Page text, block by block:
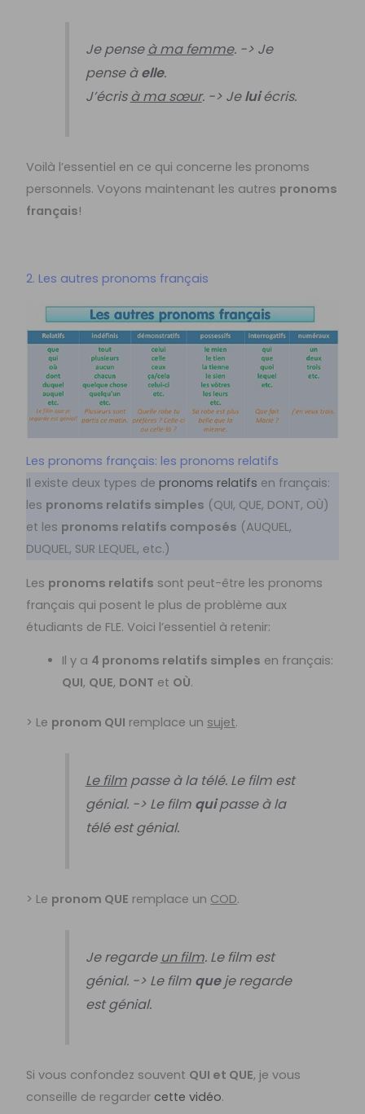
Je penseà ma femme. -> Je
pense àelle.
J’écrisà ma sœur. -> Jeluiécris.
Voilà l’essentiel en ce qui concerne les pronoms
personnels. Voyons maintenant les autres pronoms
français!
2. Les autres pronoms français
Les pronoms français: les pronoms relatifs
Il existe deux types depronoms relatifs en français:
les pronoms relatifs simples (QUI, QUE, DONT, OÙ)
et les pronoms relatifs composés (AUQUEL,
DUQUEL, SUR LEQUEL, etc.)
Les pronoms relatifs sont peut-être les pronoms
français qui posent le plus de problème aux
étudiants de FLE. Voici l’essentiel à retenir:
Il y a 4 pronoms relatifs simples en français:
QUI, QUE, DONT et OÙ.
> Le pronom QUI remplace un sujet.
Le filmpasse à la télé. Le film est
génial. -> Le film quipasse à la
télé est génial.
> Le pronom QUE remplace un COD.
Je regarde un film. Le film est
génial. -> Le film queje regarde
est génial.
Si vous confondez souvent QUI et QUE, je vous
conseille de regarder cette vidéo.